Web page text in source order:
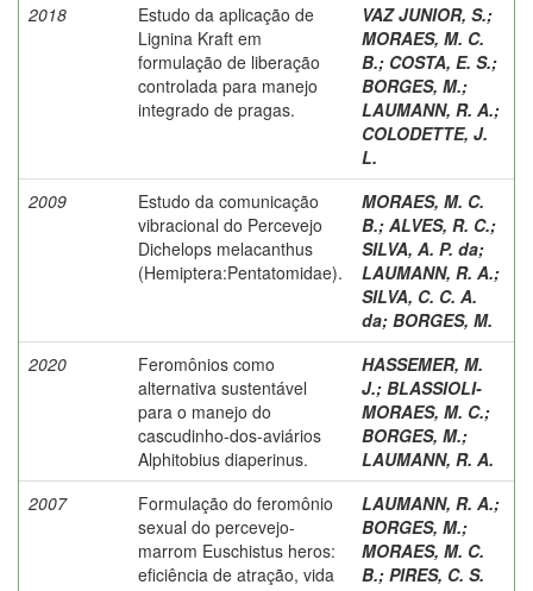
2018
Estudo da aplicação de
Lignina Kraft em
formulação de liberação
controlada para manejo
integrado de pragas.
VAZ JUNIOR, S.;
MORAES, M. C.
B.; COSTA, E. S.;
BORGES, M.;
LAUMANN, R. A.;
COLODETTE, J.
L.
2009
Estudo da comunicação
vibracional do Percevejo
Dichelops melacanthus
(Hemiptera:Pentatomidae).
MORAES, M. C.
B.; ALVES, R. C.;
SILVA, A. P. da;
LAUMANN, R. A.;
SILVA, C. C. A.
da; BORGES, M.
2020
Feromônios como
alternativa sustentável
para o manejo do
cascudinho-dos-aviários
Alphitobius diaperinus.
HASSEMER, M.
J.; BLASSIOLI-
MORAES, M. C.;
BORGES, M.;
LAUMANN, R. A.
2007
Formulação do feromônio
sexual do percevejo-
marrom Euschistus heros:
eficiência de atração, vida
LAUMANN, R. A.;
BORGES, M.;
MORAES, M. C.
B.; PIRES, C. S.